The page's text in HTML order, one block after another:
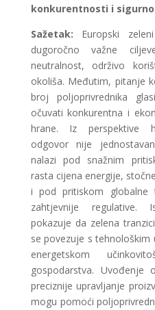
konkurentnosti i
Sažetak: Europski
dugoročno važne
neutralnost, održivo
okoliša. Međutim, pitanje
broj poljoprivrednika
očuvati konkurentna i
hrane. Iz perspektive
odgovor nije
nalazi pod snažnim
rasta cijena energije,
i pod pritiskom globalne
zahtjevnije regulative.
pokazuje da zelena
se povezuje s
energetskom
gospodarstva. Uvođenje
preciznije upravljanje
mogu pomoći